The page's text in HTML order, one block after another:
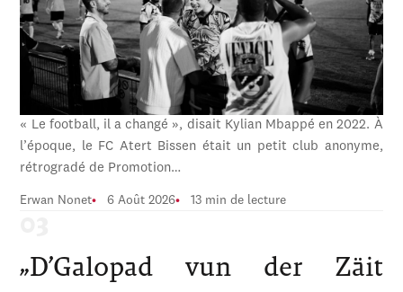
« Le football, il a changé », disait Kylian Mbappé en 2022. À
l’époque, le FC Atert Bissen était un petit club anonyme,
rétrogradé de Promotion…
Erwan Nonet 6 Août 2026 13 min de lecture
„D’Galopad vun der Zäit